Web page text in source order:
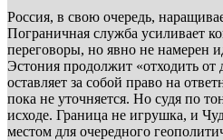
Россия, в свою очередь,
Пограничная служба усиливает
переговоры, но явно не намерен
Эстония продолжит «отходить от
оставляет за собой право на
пока не уточняется. Но судя по
исходе. Граница не игрушка, и
местом для очередного